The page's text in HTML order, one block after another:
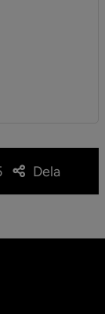
Dela